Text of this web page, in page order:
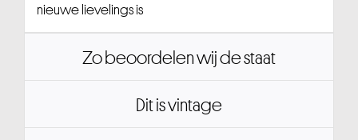
nieuwe lievelings is
Zo beoordelen wij de staat
Dit is vintage